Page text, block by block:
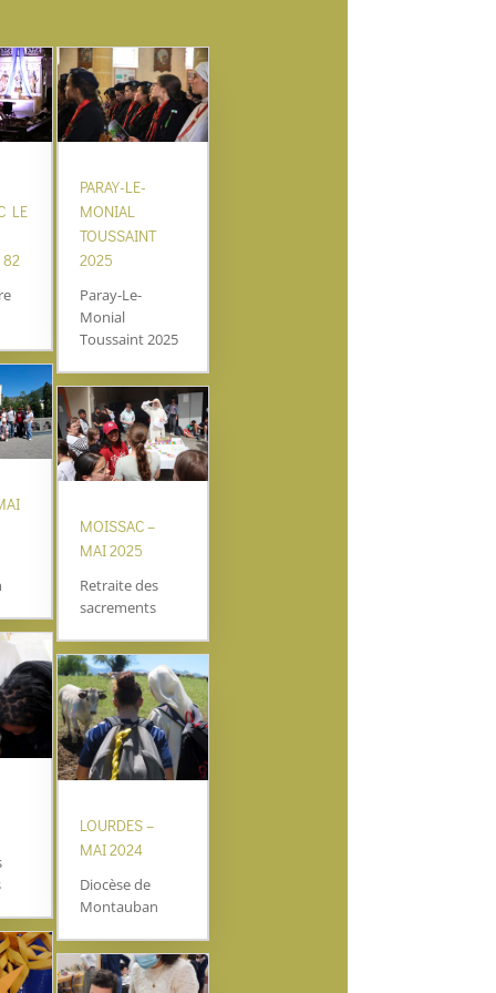
LE
82
PARAY-LE-
MONIAL
TOUSSAINT
2025
Paray-Le-
Monial
Toussaint 2025
MOISSAC –
MAI 2025
Retraite des
sacrements
LOURDES –
MAI 2024
Diocèse de
Montauban